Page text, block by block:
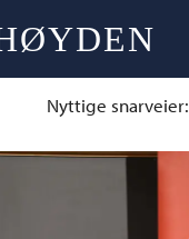
Nyttige snarveier: